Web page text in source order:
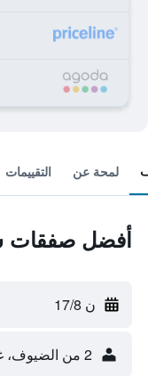
لمحة عن التقييمات
أفضل صفقات
ن 17/8
2 من الضيوف، غرفة واحدة